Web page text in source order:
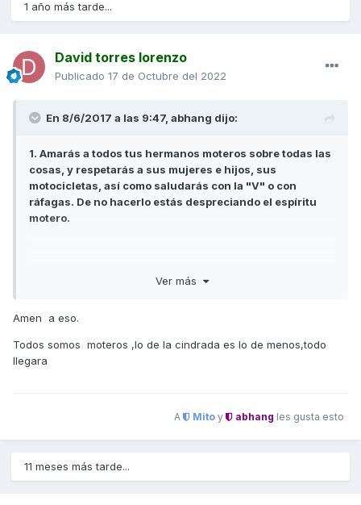
1 año más tarde...
David torres lorenzo
Publicado 17 de Octubre del 2022
En 8/6/2017 a las 9:47, abhang dijo:
1. Amarás a todos tus hermanos moteros sobre todas las
cosas, y respetarás a sus mujeres e hijos, sus
motocicletas, así como saludarás con la "V" o con
ráfagas. De no hacerlo estás despreciando el espíritu
motero.
menospreciarás la moto de cualquier hermano por tener
3. Rodarás en grupo en todos los festivos que te sea
4. Honrarás a tus mejores amigos e impartirás nuestra
Ver más
Amen a eso.
Todos somos moteros ,lo de la cindrada es lo de menos,todo
llegara
A Mito y abhang les gusta esto
11 meses más tarde...